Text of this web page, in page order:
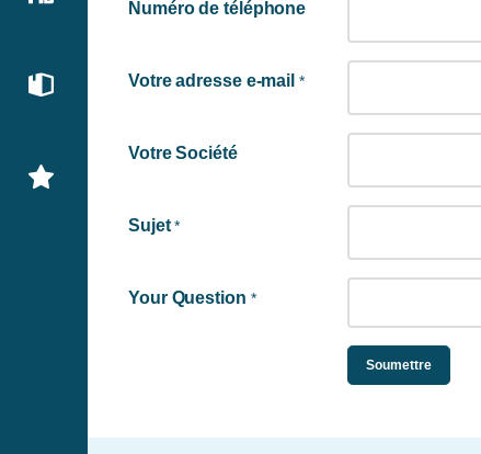
Numéro de téléphone
Votre adresse e-mail *
Votre Société
Sujet *
Your Question *
Soumettre